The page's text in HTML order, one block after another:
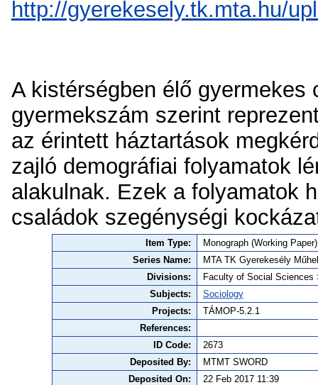
http://gyerekesely.tk.mta.hu/
A kistérségben élő
gyermekszám szerint
az érintett háztartások
zajló demográfiai folyamatok
alakulnak. Ezek a folyamatok
családok szegénységi
Item Type:
Monograph (Working Paper)
Series Name:
MTA TK Gyerekesély
Divisions:
Faculty of Social
Subjects:
Sociology
Projects:
TÁMOP-5.2.1
References:
ID Code:
2673
Deposited By:
MTMT SWORD
Deposited On:
22 Feb 2017 11:39